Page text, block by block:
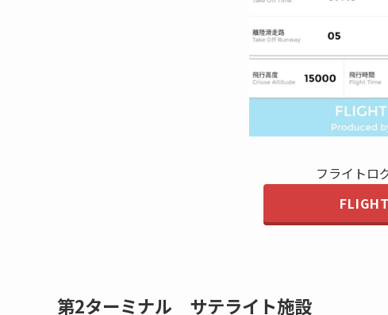
フライトロ
第2ターミナル サテライト施設